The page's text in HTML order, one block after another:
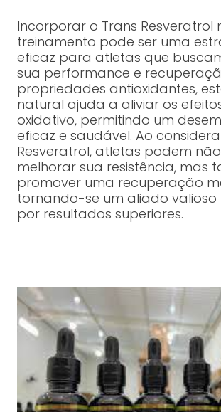
Incorporar o Trans Resveratrol
treinamento pode ser uma
eficaz para atletas que
sua performance e
propriedades antioxidantes,
natural ajuda a aliviar os
oxidativo, permitindo um
eficaz e saudável. Ao
Resveratrol, atletas podem
melhorar sua resistência, mas
promover uma recuperação
tornando-se um aliado valioso
por resultados superiores.